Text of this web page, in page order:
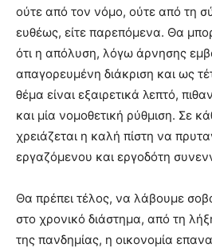
ούτε από τον νόμο, ούτε από τη
ευθέως, είτε παρεπόμενα. Θα
ότι η απόλυση, λόγω άρνησης
απαγορευμένη διάκριση και ως
θέμα είναι εξαιρετικά λεπτό,
και μία νομοθετική ρύθμιση. Σε
χρειάζεται η καλή πίστη να
εργαζόμενου και εργοδότη
Θα πρέπει τέλος, να λάβουμε
στο χρονικό διάστημα, από τη
της πανδημίας, η οικονομία